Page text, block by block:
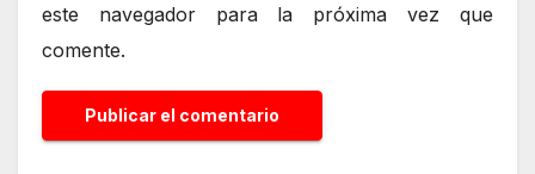
este navegador para la próxima vez que
comente.